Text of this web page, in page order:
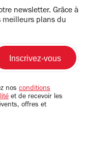
newsletter. Grâce à
meilleurs plans du
nos conditions
et de recevoir les
offres et